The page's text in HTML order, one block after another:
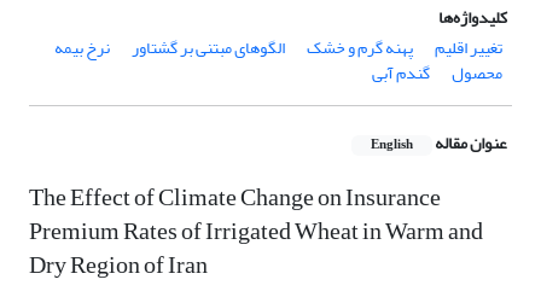
کلیدواژه‌ها
تغییر اقلیم
پهنه گرم و خشک الگوهای مبتنی بر گشتاور نرخ بیمه
محصول گندم آبی
عنوان مقاله English
The Effect of Climate Change on Insurance
Premium Rates of Irrigated Wheat in Warm and
Dry Region of Iran